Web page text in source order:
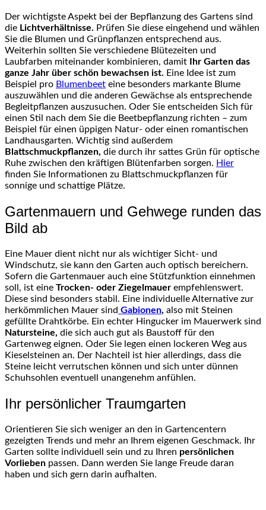
Der wichtigste Aspekt bei der Bepflanzung des Gartens sind
die Lichtverhältnisse. Prüfen Sie diese eingehend und wählen
Sie die Blumen und Grünpflanzen entsprechend aus.
Weiterhin sollten Sie verschiedene Blütezeiten und
Laubfarben miteinander kombinieren, damit
Ihr Garten das
ganze Jahr über schön bewachsen ist. Eine Idee ist zum
Beispiel pro Blumenbeet eine besonders markante Blume
auszuwählen und die anderen Gewächse als entsprechende
Begleitpflanzen auszusuchen. Oder Sie entscheiden Sich für
einen Stil nach dem Sie die Beetbepflanzung richten – zum
Beispiel für einen üppigen Natur- oder einen romantischen
Landhausgarten. Wichtig sind außerdem
Blattschmuckpflanzen, die durch ihr sattes Grün für optische
Ruhe zwischen den kräftigen Blütenfarben sorgen. Hier
finden Sie Informationen zu Blattschmuckpflanzen für
sonnige und schattige Plätze.
Gartenmauern und Gehwege runden das
Bild ab
Eine Mauer dient nicht nur als wichtiger Sicht- und
Windschutz, sie kann den Garten auch optisch bereichern.
Sofern die Gartenmauer auch eine Stützfunktion einnehmen
soll, ist eine Trocken- oder Ziegelmauer empfehlenswert.
Diese sind besonders stabil. Eine individuelle Alternative zur
herkömmlichen Mauer sind Gabionen, also mit Steinen
gefüllte Drahtkörbe. Ein echter Hingucker im Mauerwerk sind
Natursteine, die sich auch gut als Baustoff für den
Gartenweg eignen. Oder Sie legen einen lockeren Weg aus
Kieselsteinen an. Der Nachteil ist hier allerdings, dass die
Steine leicht verrutschen können und sich unter dünnen
Schuhsohlen eventuell unangenehm anfühlen.
Ihr persönlicher Traumgarten
Orientieren Sie sich weniger an den in Gartencentern
gezeigten Trends und mehr an Ihrem eigenen Geschmack. Ihr
Garten sollte individuell sein und zu Ihren persönlichen
Vorlieben passen. Dann werden Sie lange Freude daran
haben und sich gern darin aufhalten.